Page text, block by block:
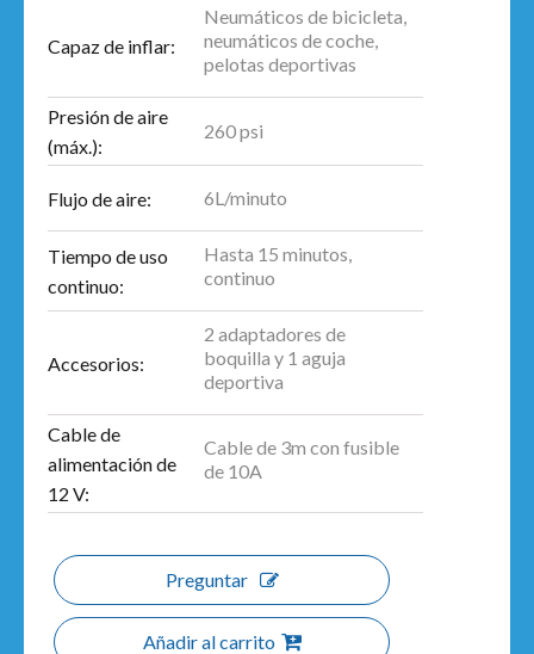
Capaz de inflar:
Neumáticos de bicicleta,
neumáticos de coche,
pelotas deportivas
Presión de aire
(máx.):
260 psi
Flujo de aire: 6L/minuto
Tiempo de uso
continuo:
Hasta 15 minutos,
continuo
Accesorios:
2 adaptadores de
boquilla y 1 aguja
deportiva
Cable de
alimentación de
12 V:
Cable de 3m con fusible
de 10A
Preguntar
Añadir al carrito